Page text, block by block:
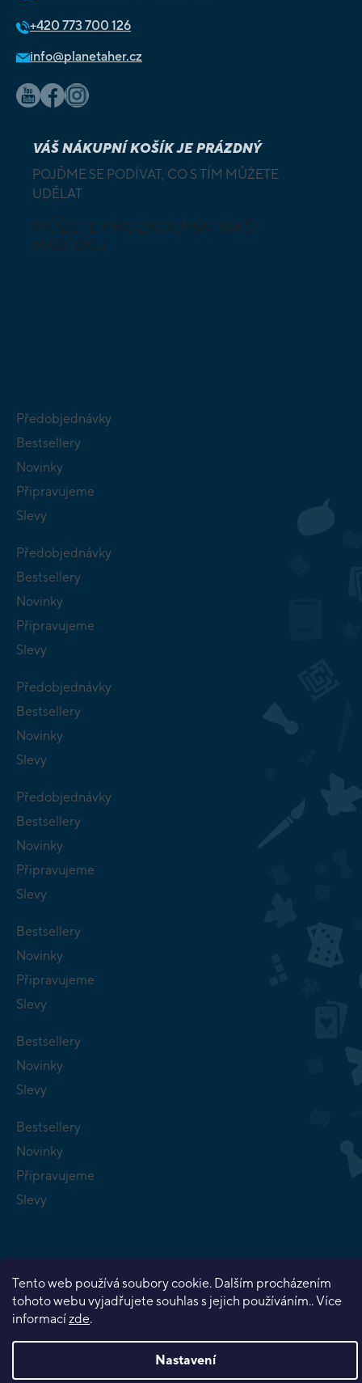
Tento web používá soubory cookie. Dalším procházením
tohoto webu vyjadřujete souhlas s jejich používáním.. Více
informacízde.
Nastavení
+420 773 700 126
info@planetaher.cz
VÁŠ NÁKUPNÍ KOŠÍK JE PRÁZDNÝ
POJĎME SE PODÍVAT, CO S TÍM MŮŽETE
UDĚLAT
MŮŽETE PROZKOUMAT NAŠI
NABÍDKU
Předobjednávky
Bestsellery
Novinky
Připravujeme
Slevy
Předobjednávky
Bestsellery
Novinky
Připravujeme
Slevy
Předobjednávky
Bestsellery
Novinky
Slevy
Předobjednávky
Bestsellery
Novinky
Připravujeme
Slevy
Bestsellery
Novinky
Připravujeme
Slevy
Bestsellery
Novinky
Slevy
Bestsellery
Novinky
Připravujeme
Slevy
Vytvořil Shoptet Premium
Copyright 2026Planeta her. Všechna práva vyhrazena.